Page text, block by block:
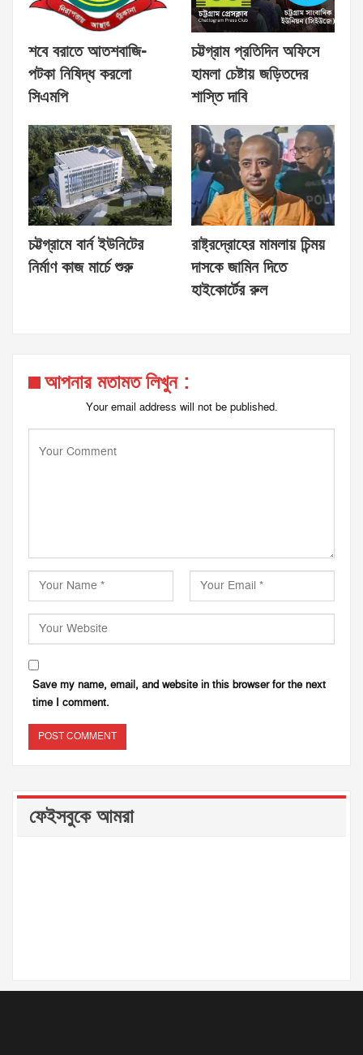
শবে বরাতে আতশবাজি-
পটকা নিষিদ্ধ করলো
সিএমপি
চট্টগ্রাম প্রতিদিন অফিসে
হামলা চেষ্টায় জড়িতদের
শাস্তি দাবি
চট্টগ্রামে বার্ন ইউনিটের
নির্মাণ কাজ মার্চে শুরু
রাষ্ট্রদ্রোহের মামলায় চিন্ময়
দাসকে জামিন দিতে
হাইকোর্টের রুল
আপনার মতামত লিখুন :
Your email address will not be published.
Save my name, email, and website in this browser for the next
time I comment.
ফেইসবুকে আমরা